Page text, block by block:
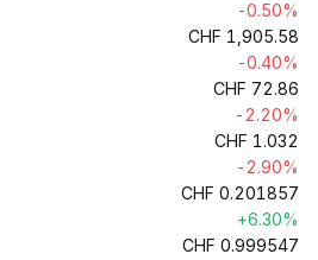
-0.50%
CHF 1,905.58
-0.40%
CHF 72.86
-2.20%
CHF 1.032
-2.90%
CHF 0.201857
+6.30%
CHF 0.999547